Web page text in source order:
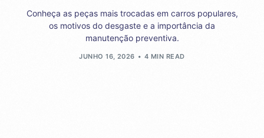
Conheça as peças mais trocadas em carros populares,
os motivos do desgaste e a importância da
manutenção preventiva.
JUNHO 16, 2026 4 MIN READ